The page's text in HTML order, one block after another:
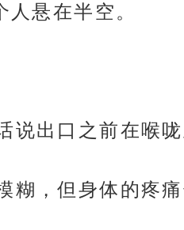
悬在半空。
出口之前在喉
，但身体的疼痛